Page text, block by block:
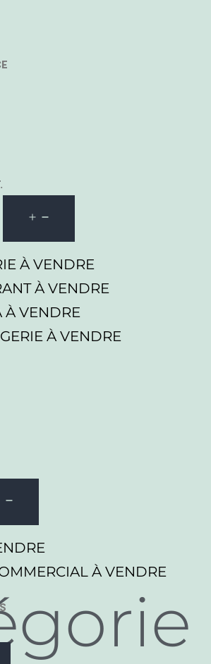
À VENDRE
À VENDRE
À VENDRE
À VENDRE
À VENDRE